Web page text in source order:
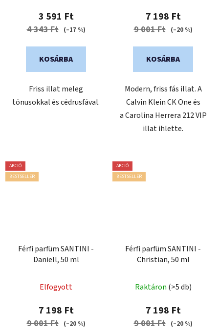
3 591 Ft
4 343 Ft (–17 %)
KOSÁRBA
Friss illat meleg
tónusokkal és cédrusfával.
7 198 Ft
9 001 Ft (–20 %)
KOSÁRBA
Modern, friss fás illat. A
Calvin Klein CK One és
a Carolina Herrera 212 VIP
illat ihlette.
AKCIÓ
BESTSELLER
Férfi parfüm SANTINI -
Daniell, 50 ml
Elfogyott
7 198 Ft
9 001 Ft (–20 %)
AKCIÓ
BESTSELLER
Férfi parfüm SANTINI -
Christian, 50 ml
termék
átlagos
értékelése
Raktáron (>5 db)
7 198 Ft
9 001 Ft (–20 %)